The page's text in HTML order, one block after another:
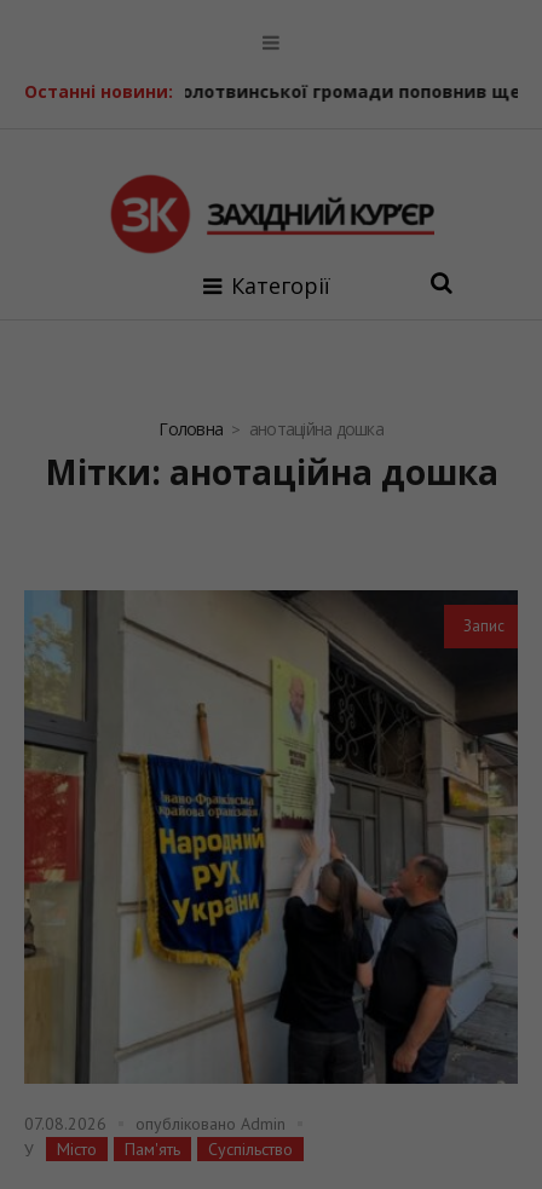
Останні новини:громади поповнив ще один шкільний
Категорії
Головна анотаційна дошка
Мітки: анотаційна дошка
Запис
07.08.2026 опубліковано Admin
У
Місто Пам'ять Суспільство